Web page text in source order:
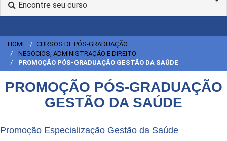
Encontre seu curso
HOME
CURSOS DE PÓS-GRADUAÇÃO
NEGÓCIOS, ADMINISTRAÇÃO E DIREITO
PROMOÇÃO PÓS-GRADUAÇÃO GESTÃO DA SAÚDE
PROMOÇÃO PÓS-GRADUAÇÃO
GESTÃO DA SAÚDE
Promoção Especialização Gestão da Saúde